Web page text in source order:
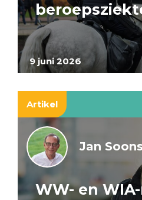
9 juni 2026
Artikel
Jan
WW- en